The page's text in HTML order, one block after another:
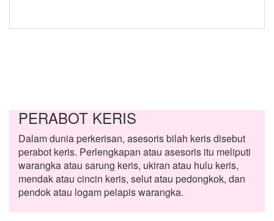
PERABOT KERIS
Dalam dunia perkerisan, asesoris bilah keris disebut
perabot keris. Perlengkapan atau asesoris itu meliputi
warangka atau sarung keris, ukiran atau hulu keris,
mendak atau cincin keris, selut atau pedongkok, dan
pendok atau logam pelapis warangka.